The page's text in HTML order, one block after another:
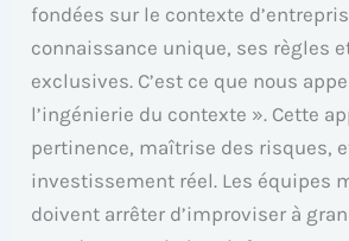
fondées sur le contexte
connaissance unique, ses règles
exclusives. C’est ce que nous
l’ingénierie du contexte ». Cette
pertinence, maîtrise des risques,
investissement réel. Les équipes
doivent arrêter d’improviser à